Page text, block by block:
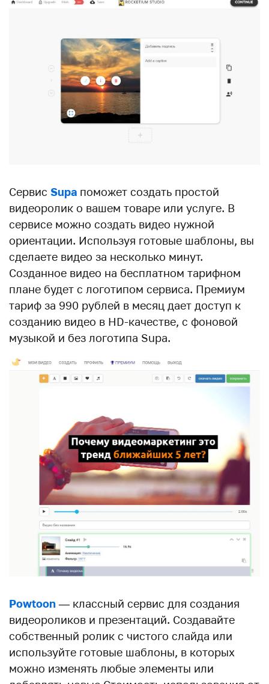
Сервис Supa поможет создать простой
видеоролик о вашем товаре или услуге. В
сервисе можно создать видео нужной
ориентации. Используя готовые шаблоны, вы
сделаете видео за несколько минут.
Созданное видео на бесплатном тарифном
плане будет с логотипом сервиса. Премиум
тариф за 990 рублей в месяц дает доступ к
созданию видео в HD-качестве, c фоновой
музыкой и без логотипа Supa.
Powtoon — классный сервис для создания
видеороликов и презентаций. Создавайте
собственный ролик с чистого слайда или
используйте готовые шаблоны, в которых
можно изменять любые элементы или